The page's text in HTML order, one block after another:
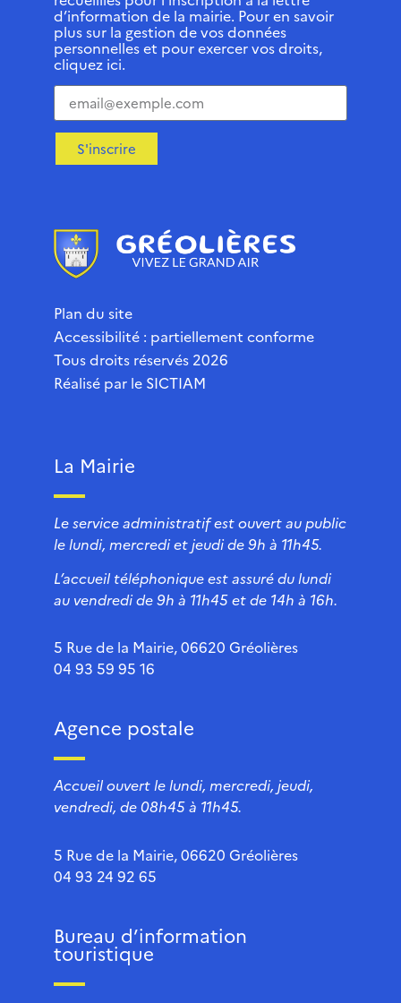
d’information de la mairie. Pour en savoir
plus sur la gestion de vos données
personnelles et pour exercer vos droits,
cliquez ici.
S'inscrire
Plan du site
Accessibilité : partiellement conforme
Tous droits réservés 2026
Réalisé par le SICTIAM
La Mairie
Le service administratif est ouvert au public
le lundi, mercredi et jeudi de 9h à 11h45.
L’accueil téléphonique est assuré du lundi
au vendredi de 9h à 11h45 et de 14h à 16h.
5 Rue de la Mairie, 06620 Gréolières
04 93 59 95 16
Agence postale
Accueil ouvert le lundi, mercredi, jeudi,
vendredi, de 08h45 à 11h45.
5 Rue de la Mairie, 06620 Gréolières
04 93 24 92 65
Bureau d’information
touristique